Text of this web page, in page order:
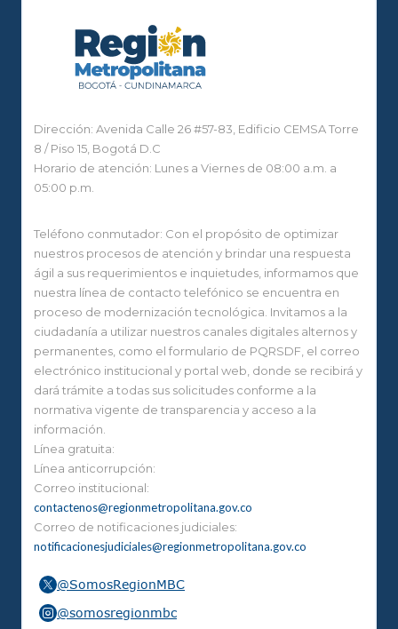
Dirección: Avenida Calle 26 #57-83, Edificio CEMSA Torre
8 / Piso 15, Bogotá D.C
Horario de atención: Lunes a Viernes de 08:00 a.m. a
05:00 p.m.
Teléfono conmutador: Con el propósito de optimizar
nuestros procesos de atención y brindar una respuesta
ágil a sus requerimientos e inquietudes, informamos que
nuestra línea de contacto telefónico se encuentra en
proceso de modernización tecnológica. Invitamos a la
ciudadanía a utilizar nuestros canales digitales alternos y
permanentes, como el formulario de PQRSDF, el correo
electrónico institucional y portal web, donde se recibirá y
dará trámite a todas sus solicitudes conforme a la
normativa vigente de transparencia y acceso a la
información.
Línea gratuita:
Línea anticorrupción:
Correo institucional:
contactenos@regionmetropolitana.gov.co
Correo de notificaciones judiciales:
notificacionesjudiciales@regionmetropolitana.gov.co
@SomosRegionMBC
@somosregionmbc